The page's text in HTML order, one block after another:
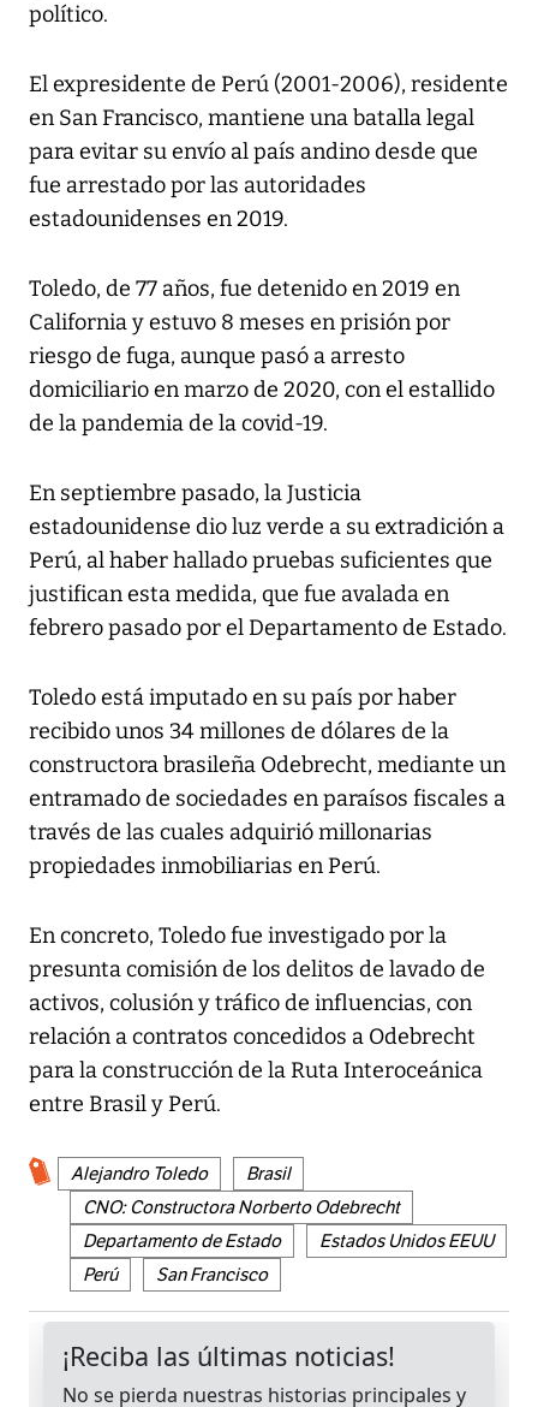
político.
El expresidente de Perú (2001-2006), residente
en San Francisco, mantiene una batalla legal
para evitar su envío al país andino desde que
fue arrestado por las autoridades
estadounidenses en 2019.
Toledo, de 77 años, fue detenido en 2019 en
California y estuvo 8 meses en prisión por
riesgo de fuga, aunque pasó a arresto
domiciliario en marzo de 2020, con el estallido
de la pandemia de la covid-19.
En septiembre pasado, la Justicia
estadounidense dio luz verde a su extradición a
Perú, al haber hallado pruebas suficientes que
justifican esta medida, que fue avalada en
febrero pasado por el Departamento de Estado.
Toledo está imputado en su país por haber
recibido unos 34 millones de dólares de la
constructora brasileña Odebrecht, mediante un
entramado de sociedades en paraísos fiscales a
través de las cuales adquirió millonarias
propiedades inmobiliarias en Perú.
En concreto, Toledo fue investigado por la
presunta comisión de los delitos de lavado de
activos, colusión y tráfico de influencias, con
relación a contratos concedidos a Odebrecht
para la construcción de la Ruta Interoceánica
entre Brasil y Perú.
Alejandro Toledo
Brasil
CNO: Constructora Norberto Odebrecht
Departamento de Estado
Estados Unidos EEUU
Perú
San Francisco